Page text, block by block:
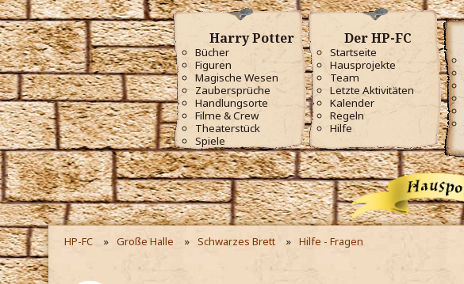
Harry Potter
Bücher
Figuren
Magische Wesen
Zaubersprüche
Handlungsorte
Filme & Crew
Theaterstück
Spiele
Der HP-FC
Startseite
Hausprojekte
Team
Letzte Aktivitäten
Kalender
Regeln
Hilfe
HP-FC Große Halle Schwarzes Brett Hilfe - Fragen